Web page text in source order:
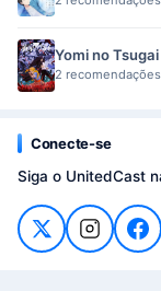
Yomi no Tsugai
2 recomendações
Conecte-se
Siga o UnitedCast